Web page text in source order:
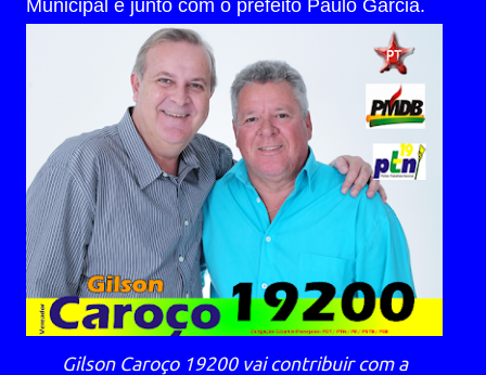
Municipal e junto com o prefeito Paulo Garcia.
Gilson Caroço 19200 vai contribuir com a